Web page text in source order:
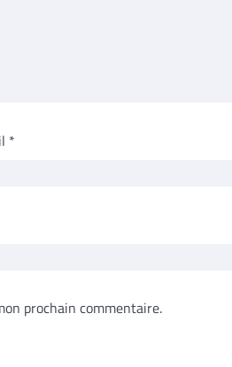
*
prochain commentaire.